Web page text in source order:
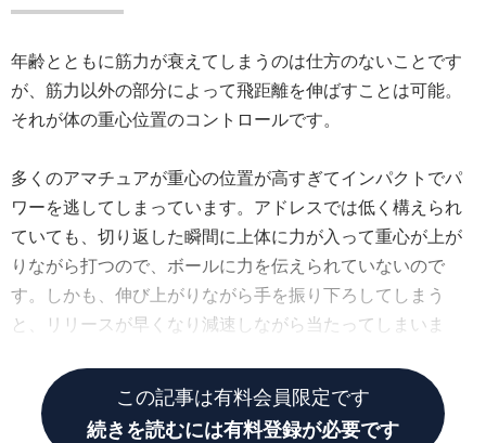
年齢とともに筋力が衰えてしまうのは仕方のないことです
が、筋力以外の部分によって飛距離を伸ばすことは可能。
それが体の重心位置のコントロールです。
多くのアマチュアが重心の位置が高すぎてインパクトでパ
ワーを逃してしまっています。アドレスでは低く構えられ
ていても、切り返した瞬間に上体に力が入って重心が上が
りながら打つので、ボールに力を伝えられていないので
す。しかも、伸び上がりながら手を振り下ろしてしまう
と、リリースが早くなり減速しながら当たってしまいま
この記事は有料会員限定です
続きを読むには有料登録が必要です